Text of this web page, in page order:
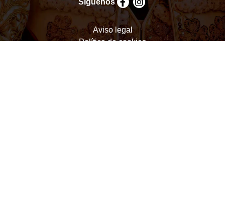
Síguenos
Aviso legal
Política de cookies